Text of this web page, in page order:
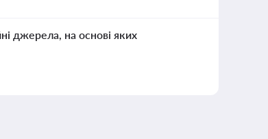
джерела, на основі яких